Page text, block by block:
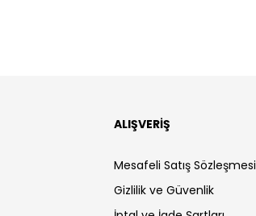
ALIŞVERİŞ
Mesafeli Satış Sözleşmesi
Gizlilik ve Güvenlik